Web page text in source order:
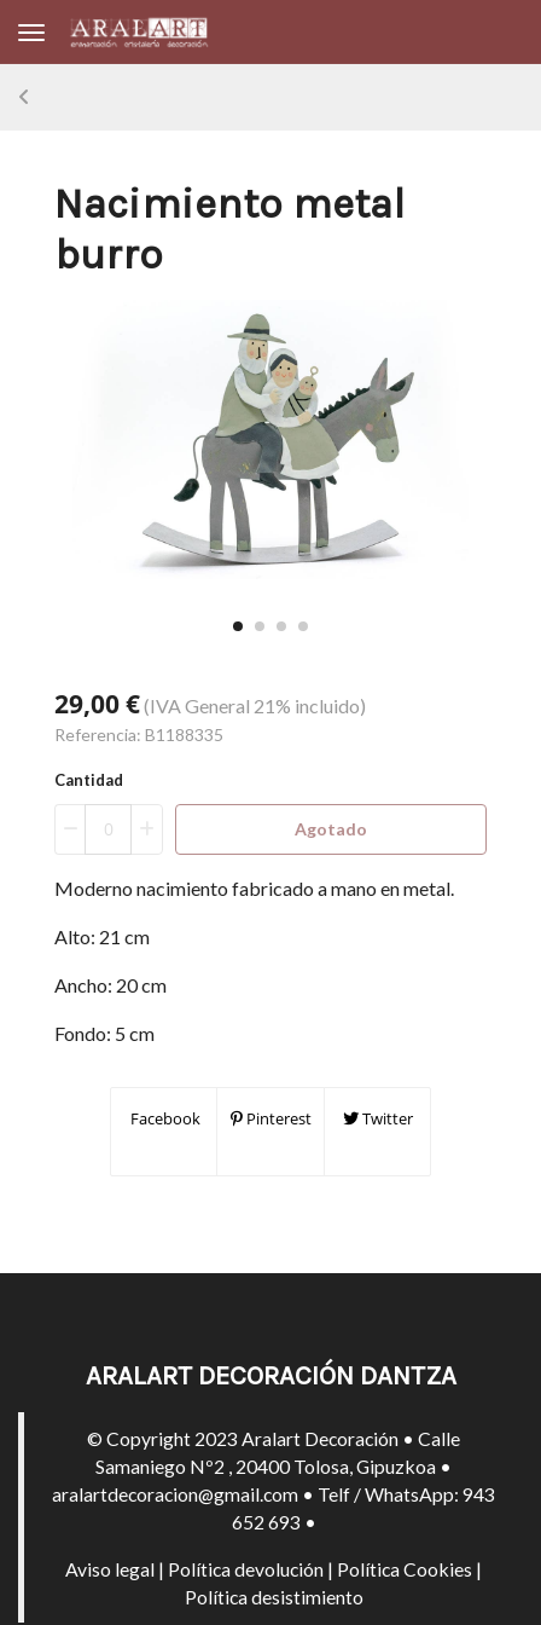
Toggle navigation
Nacimiento metal
burro
29,00 €(IVA General 21% incluido)
Referencia: B1188335
Cantidad
Agotado
Moderno nacimiento fabricado a mano en metal.
Alto: 21 cm
Ancho: 20 cm
Fondo: 5 cm
Facebook Pinterest Twitter
ARALART DECORACIÓN DANTZA
© Copyright 2023 Aralart Decoración • Calle
Samaniego Nº2 , 20400 Tolosa, Gipuzkoa •
aralartdecoracion@gmail.com • Telf / WhatsApp: 943
652 693 •
Aviso legal | Política devolución | Política Cookies |
Política desistimiento